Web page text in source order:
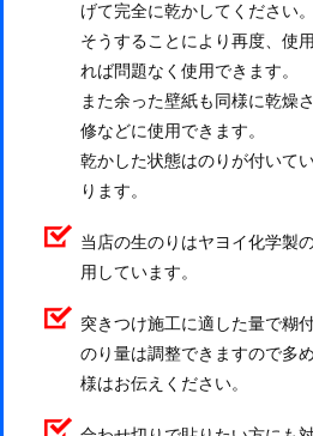
げて完全に乾かしてください。
そうすることにより再度、使
れば問題なく使用できます。
また余った壁紙も同様に乾燥
修などに使用できます。
乾かした状態はのりが付いて
ります。
当店の生のりはヤヨイ化学製
用しています。
突きつけ施工に適した量で糊
のり量は調整できますので多
様はお伝えください。